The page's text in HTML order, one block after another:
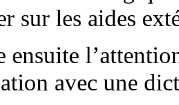
sur les aides
ensuite
avec une